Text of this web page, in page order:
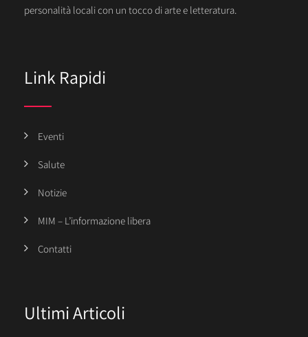
personalità locali con un tocco di arte e letteratura.
Link Rapidi
Eventi
Salute
Notizie
MIM – L’informazione libera
Contatti
Ultimi Articoli